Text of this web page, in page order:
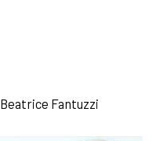
Beatrice Fantuzzi